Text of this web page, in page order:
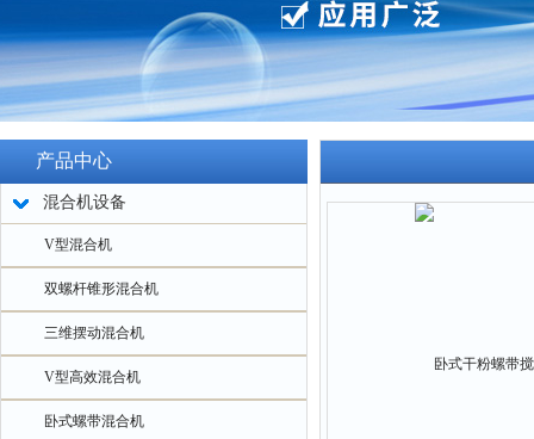
产品中心
混合机设备
V型混合机
双螺杆锥形混合机
三维摆动混合机
V型高效混合机
卧式螺带混合机